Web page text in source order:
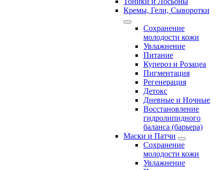
Кремы, Гели, Сыворотки
Сохранение
молодости кожи
Увлажнение
Питание
Купероз и Розацеа
Пигментация
Регенерация
Детокс
Дневные и Ночные
Восстановление
гидролипидного
баланса (барьера)
Маски и Патчи
Сохранение
молодости кожи
Увлажнение